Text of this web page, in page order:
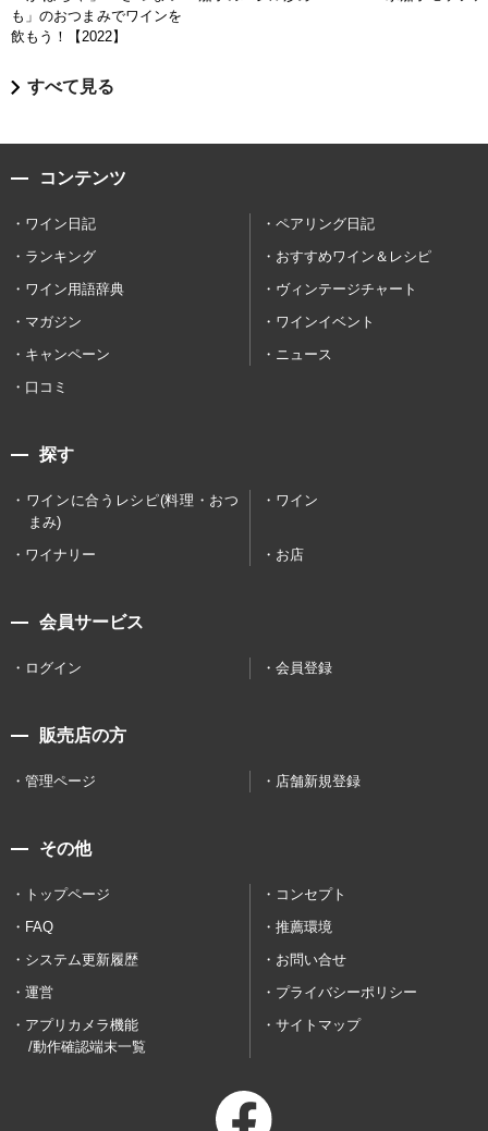
も」のおつまみでワインを
飲もう！【2022】
すべて見る
コンテンツ
ワイン日記
ペアリング日記
ランキング
おすすめワイン＆レシピ
ワイン用語辞典
ヴィンテージチャート
マガジン
ワインイベント
キャンペーン
ニュース
口コミ
探す
ワインに合うレシピ(料理・おつ
まみ)
ワイン
ワイナリー お店
会員サービス
ログイン 会員登録
販売店の方
管理ページ 店舗新規登録
その他
トップページ
コンセプト
FAQ
推薦環境
システム更新履歴
お問い合せ
運営
プライバシーポリシー
アプリカメラ機能
/動作確認端末一覧
サイトマップ